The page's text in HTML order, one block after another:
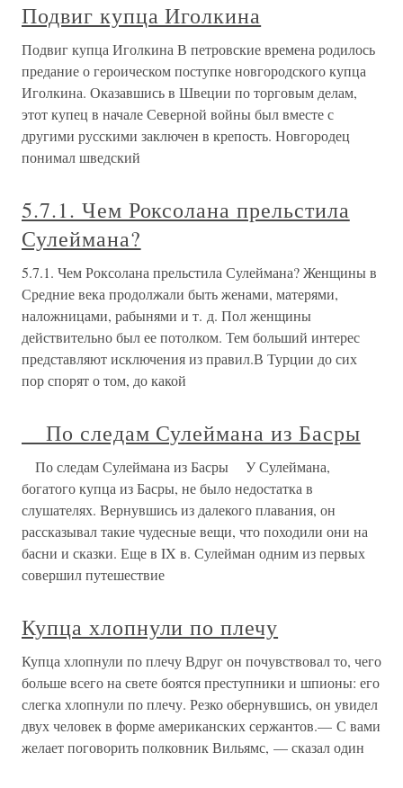
Подвиг купца Иголкина
Подвиг купца Иголкина В петровские времена родилось
предание о героическом поступке новгородского купца
Иголкина. Оказавшись в Швеции по торговым делам,
этот купец в начале Северной войны был вместе с
другими русскими заключен в крепость. Новгородец
понимал шведский
5.7.1. Чем Роксолана прельстила
Сулеймана?
5.7.1. Чем Роксолана прельстила Сулеймана? Женщины в
Средние века продолжали быть женами, матерями,
наложницами, рабынями и т. д. Пол женщины
действительно был ее потолком. Тем больший интерес
представляют исключения из правил.В Турции до сих
пор спорят о том, до какой
По следам Сулеймана из Басры
По следам Сулеймана из Басры У Сулеймана,
богатого купца из Басры, не было недостатка в
слушателях. Вернувшись из далекого плавания, он
рассказывал такие чудесные вещи, что походили они на
басни и сказки. Еще в IX в. Сулейман одним из первых
совершил путешествие
Купца хлопнули по плечу
Купца хлопнули по плечу Вдруг он почувствовал то, чего
больше всего на свете боятся преступники и шпионы: его
слегка хлопнули по плечу. Резко обернувшись, он увидел
двух человек в форме американских сержантов.— С вами
желает поговорить полковник Вильямс, — сказал один